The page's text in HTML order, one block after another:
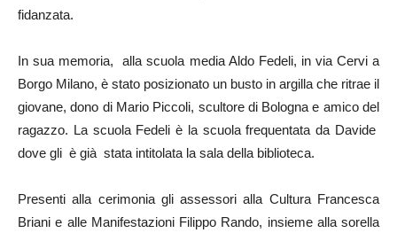
fidanzata.
In sua memoria, alla scuola media Aldo Fedeli, in via Cervi a
Borgo Milano, è stato posizionato un busto in argilla che ritrae il
giovane, dono di Mario Piccoli, scultore di Bologna e amico del
ragazzo. La scuola Fedeli è la scuola frequentata da Davide
dove gli è già stata intitolata la sala della biblioteca.
Presenti alla cerimonia gli assessori alla Cultura Francesca
Briani e alle Manifestazioni Filippo Rando, insieme alla sorella